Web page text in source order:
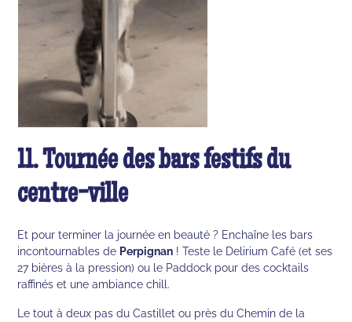
11. Tournée des bars festifs du
centre-ville
Et pour terminer la journée en beauté ? Enchaîne les bars
incontournables de Perpignan ! Teste le Delirium Café (et ses
27 bières à la pression) ou le Paddock pour des cocktails
raffinés et une ambiance chill.
Le tout à deux pas du Castillet ou près du Chemin de la